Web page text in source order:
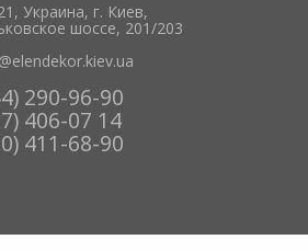
Украина, г. Киев,
шоссе, 201/203
290-96-90
406-07 14
411-68-90